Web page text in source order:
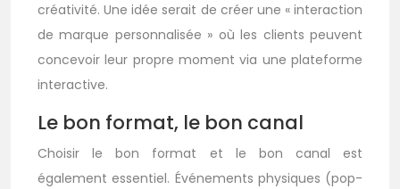
créativité. Une idée serait de créer une « interaction
de marque personnalisée » où les clients peuvent
concevoir leur propre moment via une plateforme
interactive.
Le bon format, le bon canal
Choisir le bon format et le bon canal est
également essentiel. Événements physiques (pop-